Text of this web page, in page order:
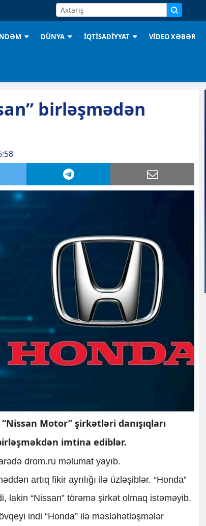
DÜNYA İQTİSADİYYAT VİDEO XƏBƏR
birləşmədən
Motor” şirkətləri danışıqları
imtina ediblər.
drom.ru məlumat yayıb.
artıq fikir ayrılığı ilə üzləşiblər. “Honda”
lakin “Nissan” törəmə şirkət olmaq istəməyib.
indi “Honda” ilə məsləhətləşmələr